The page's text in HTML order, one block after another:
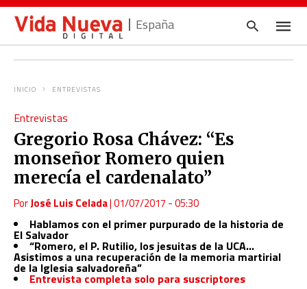
España
INICIO ENTREVISTAS
Entrevistas
Gregorio Rosa Chávez: “Es
monseñor Romero quien
merecía el cardenalato”
PorJosé Luis Celada|01/07/2017 - 05:30
Hablamos con el primer purpurado de la historia de
El Salvador
“Romero, el P. Rutilio, los jesuitas de la UCA…
Asistimos a una recuperación de la memoria martirial
de la Iglesia salvadoreña”
Entrevista completa solo para suscriptores